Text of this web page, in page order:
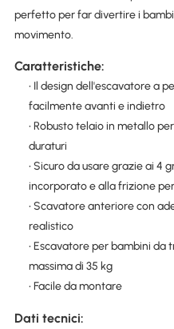
perfetto per far divertire i
movimento.
Caratteristiche:
• Il design dell'escavatore a
facilmente avanti e indietro
• Robusto telaio in metallo
duraturi
• Sicuro da usare grazie ai 4
incorporato e alla frizione
• Scavatore anteriore con
realistico
• Escavatore per bambini da
massima di 35 kg
• Facile da montare
Dati tecnici: